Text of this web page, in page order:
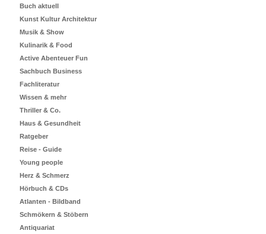
Buch aktuell
Kunst Kultur Architektur
Musik & Show
Kulinarik & Food
Active Abenteuer Fun
Sachbuch Business
Fachliteratur
Wissen & mehr
Thriller & Co.
Haus & Gesundheit
Ratgeber
Reise - Guide
Young people
Herz & Schmerz
Hörbuch & CDs
Atlanten - Bildband
Schmökern & Stöbern
Antiquariat